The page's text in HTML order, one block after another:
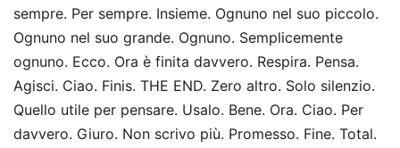
sempre. Per sempre. Insieme. Ognuno nel suo piccolo.
Ognuno nel suo grande. Ognuno. Semplicemente
ognuno. Ecco. Ora è finita davvero. Respira. Pensa.
Agisci. Ciao. Finis. THE END. Zero altro. Solo silenzio.
Quello utile per pensare. Usalo. Bene. Ora. Ciao. Per
davvero. Giuro. Non scrivo più. Promesso. Fine. Total.